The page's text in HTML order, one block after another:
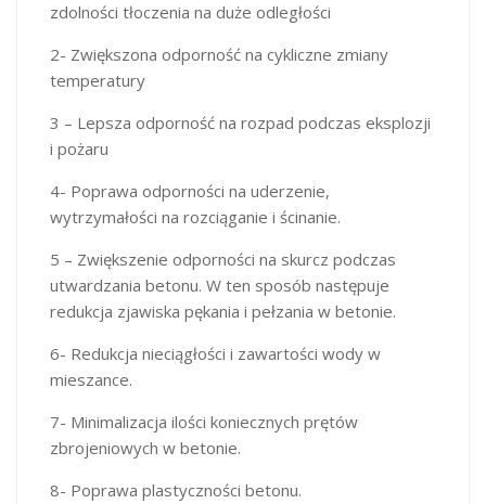
zdolności tłoczenia na duże odległości
2- Zwiększona odporność na cykliczne zmiany
temperatury
3 – Lepsza odporność na rozpad podczas eksplozji
i pożaru
4- Poprawa odporności na uderzenie,
wytrzymałości na rozciąganie i ścinanie.
5 – Zwiększenie odporności na skurcz podczas
utwardzania betonu. W ten sposób następuje
redukcja zjawiska pękania i pełzania w betonie.
6- Redukcja nieciągłości i zawartości wody w
mieszance.
7- Minimalizacja ilości koniecznych prętów
zbrojeniowych w betonie.
8- Poprawa plastyczności betonu.